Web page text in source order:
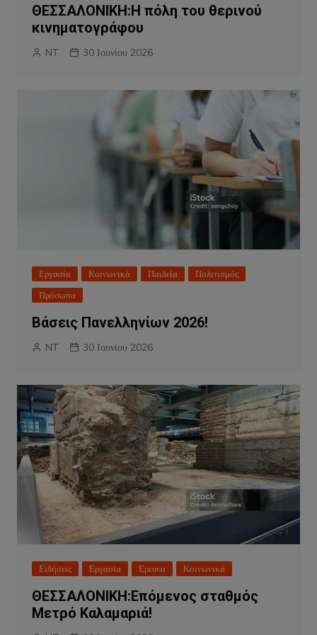
ΘΕΣΣΑΛΟΝΙΚΗ:Η πόλη του θερινού
κινηματογράφου
NT 30 Ιουνίου 2026
Εργασία Κοινωνικά Παιδεία
Πολιτισμός
Πρόσωπα
Βάσεις Πανελληνίων 2026!
NT 30 Ιουνίου 2026
Ειδήσεις Εργασία Ερευνα Κοινωνικά
ΘΕΣΣΑΛΟΝΙΚΗ:Επόμενος σταθμός
Μετρό Καλαμαριά!